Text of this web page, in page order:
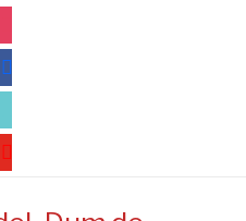
facebook
youtube